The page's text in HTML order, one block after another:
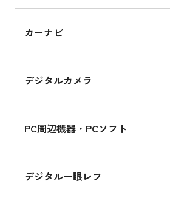
カーナビ
デジタルカメラ
PC周辺機器・PCソフト
デジタル一眼レフ